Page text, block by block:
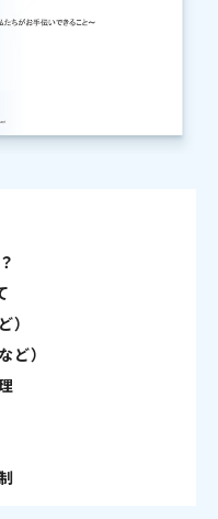
）
ど）